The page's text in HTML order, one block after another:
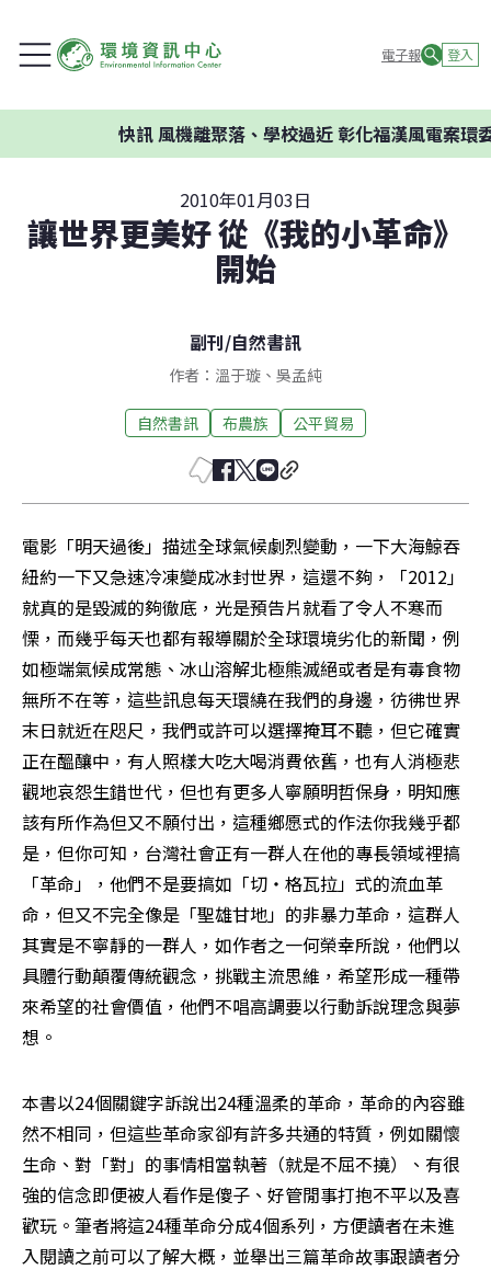
電子報 登入
快訊風機離聚落、學校過近 彰化福漢風電案環委建
2010年01月03日
讓世界更美好 從《我的小革命》
開始
副刊/自然書訊
作者：溫于璇、吳孟純
自然書訊 布農族 公平貿易
電影「明天過後」描述全球氣候劇烈變動，一下大海鯨吞
紐約一下又急速冷凍變成冰封世界，這還不夠，「2012」
就真的是毀滅的夠徹底，光是預告片就看了令人不寒而
慄，而幾乎每天也都有報導關於全球環境劣化的新聞，例
如極端氣候成常態、冰山溶解北極熊滅絕或者是有毒食物
無所不在等，這些訊息每天環繞在我們的身邊，彷彿世界
末日就近在咫尺，我們或許可以選擇掩耳不聽，但它確實
正在醞釀中，有人照樣大吃大喝消費依舊，也有人消極悲
觀地哀怨生錯世代，但也有更多人寧願明哲保身，明知應
該有所作為但又不願付出，這種鄉愿式的作法你我幾乎都
是，但你可知，台灣社會正有一群人在他的專長領域裡搞
「革命」，他們不是要搞如「切‧格瓦拉」式的流血革
命，但又不完全像是「聖雄甘地」的非暴力革命，這群人
其實是不寧靜的一群人，如作者之一何榮幸所說，他們以
具體行動顛覆傳統觀念，挑戰主流思維，希望形成一種帶
來希望的社會價值，他們不唱高調要以行動訴說理念與夢
想。
本書以24個關鍵字訴說出24種溫柔的革命，革命的內容雖
然不相同，但這些革命家卻有許多共通的特質，例如關懷
生命、對「對」的事情相當執著（就是不屈不撓）、有很
強的信念即便被人看作是傻子、好管閒事打抱不平以及喜
歡玩。筆者將這24種革命分成4個系列，方便讀者在未進
入閱讀之前可以了解大概，並舉出三篇革命故事跟讀者分